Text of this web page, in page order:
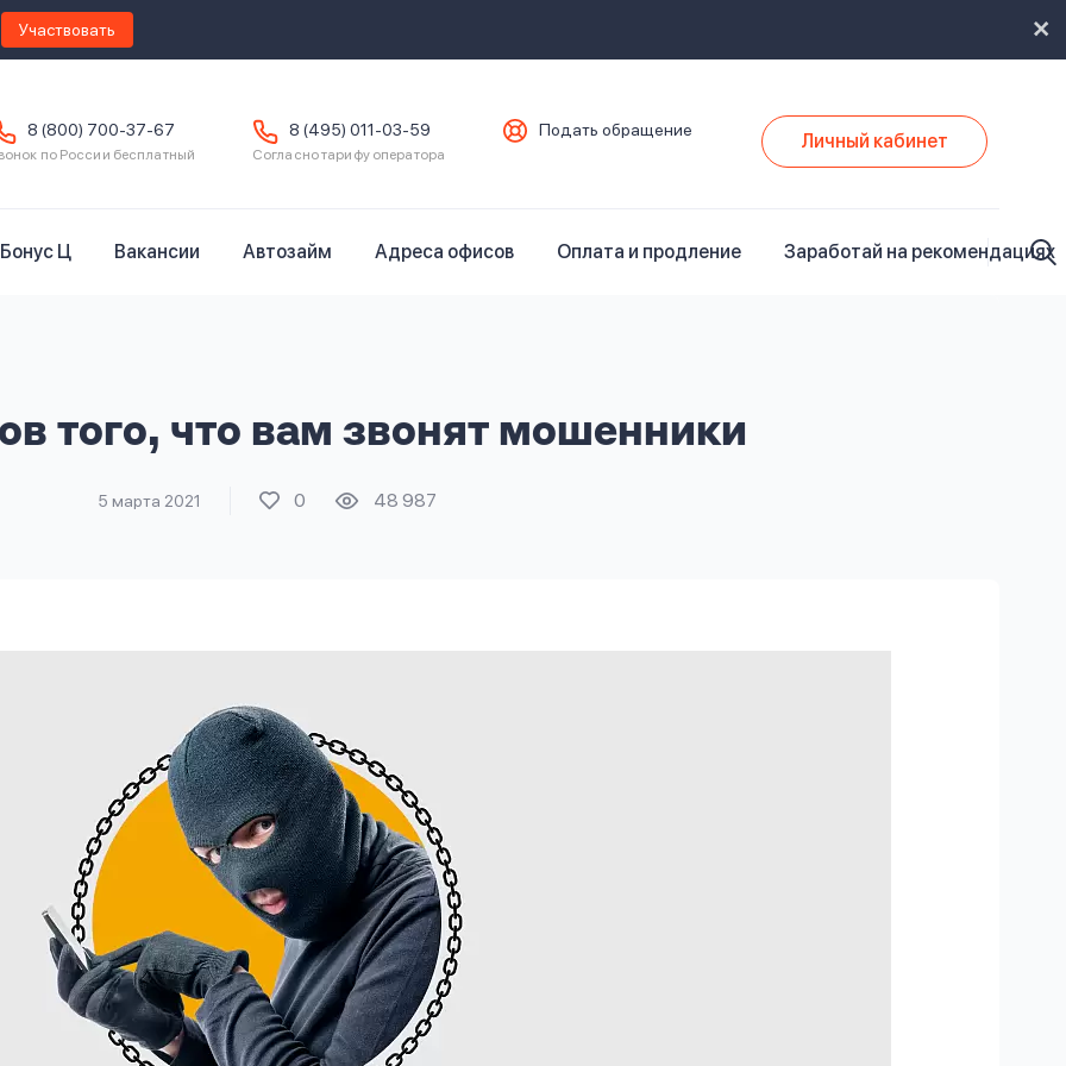
Участвовать
8 (800) 700-37-67
по России бесплатный
8 (495) 011-03-59
Согласно тарифу оператора
Подать обращение Личный кабинет
Бонус Ц Вакансии Автозайм Адреса офисов Оплата и продление Заработай на рекомендациях
того, что вам звонят мошенники
5 марта 2021 0 48 987